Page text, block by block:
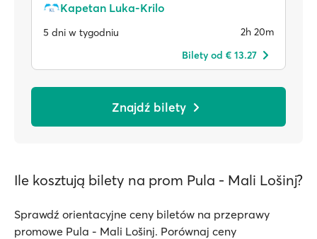
Kapetan Luka-Krilo
5 dni w tygodniu
2h 20m
Bilety od € 13.27
Znajdź bilety
Ile kosztują bilety na prom Pula - Mali Lošinj?
Sprawdź orientacyjne ceny biletów na przeprawy
promowe Pula - Mali Lošinj. Porównaj ceny